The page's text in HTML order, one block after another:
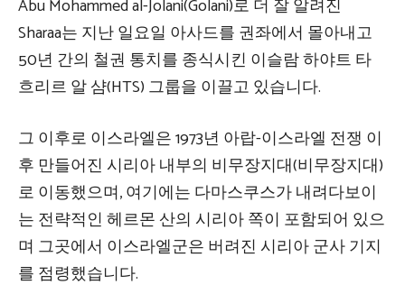
Abu Mohammed al-Jolani(Golani)로 더 잘 알려진
Sharaa는 지난 일요일 아사드를 권좌에서 몰아내고
50년 간의 철권 통치를 종식시킨 이슬람 하야트 타
흐리르 알 샴(HTS) 그룹을 이끌고 있습니다.
그 이후로 이스라엘은 1973년 아랍-이스라엘 전쟁 이
후 만들어진 시리아 내부의 비무장지대(비무장지대)
로 이동했으며, 여기에는 다마스쿠스가 내려다보이
는 전략적인 헤르몬 산의 시리아 쪽이 포함되어 있으
며 그곳에서 이스라엘군은 버려진 시리아 군사 기지
를 점령했습니다.